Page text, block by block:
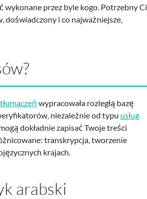
przez byle kogo. Potrzebny Ci
doświadczony i co najważniejsze,
wypracowała rozległą bazę
niezależnie od typu usług
dokładnie zapisać Twoje treści
transkrypcja, tworzenie
krajach.
arabski